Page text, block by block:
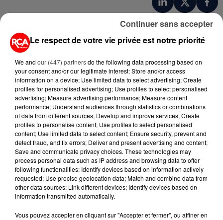
A LIRE AUSSI...
22 juillet 2026
RÉSEAUX SOCIAUX : LES MOINS
DE 15 ANS BIENTÔT
DÉCONNECTÉS
21 juillet 2026
POISSONS, HUÎTRES, MOULES : CE
Le respect de votre vie privée est notre priorité
We and our (447) partnersdo the following data processing based on
your consent and/or our legitimate interest: Store and/or access
information on a device; Use limited data to select advertising; Create
profiles for personalised advertising; Use profiles to select personalised
advertising; Measure advertising performance; Measure content
performance; Understand audiences through statistics or combinations
of data from different sources; Develop and improve services; Create
profiles to personalise content; Use profiles to select personalised
content; Use limited data to select content; Ensure security, prevent and
detect fraud, and fix errors; Deliver and present advertising and content;
Save and communicate privacy choices. These technologies may
process personal data such as IP address and browsing data to offer
following functionalities: Identify devices based on information actively
requested; Use precise geolocation data; Match and combine data from
other data sources; Link different devices; Identify devices based on
information transmitted automatically.
Vous pouvez accepter en cliquant sur "Accepter et fermer", ou affiner en
Continuer sans accepter